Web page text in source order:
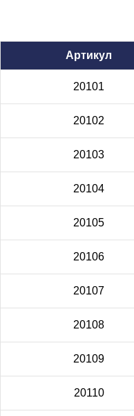
Артикул
20101
20102
20103
20104
20105
20106
20107
20108
20109
20110